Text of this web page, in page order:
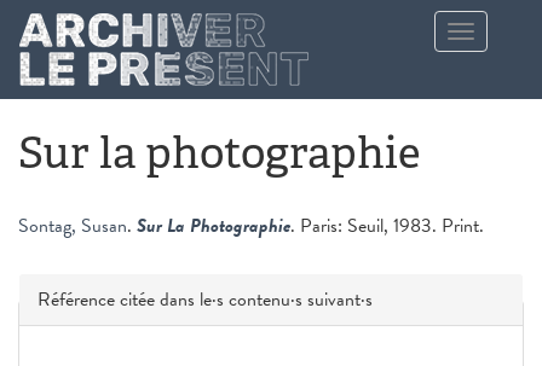
Aller au contenu principal
Toggle
navigation
Sur la photographie
Sontag, Susan. Sur La Photographie. Paris: Seuil, 1983. Print.
Masquer
Référence citée dans le·s contenu·s suivant·s